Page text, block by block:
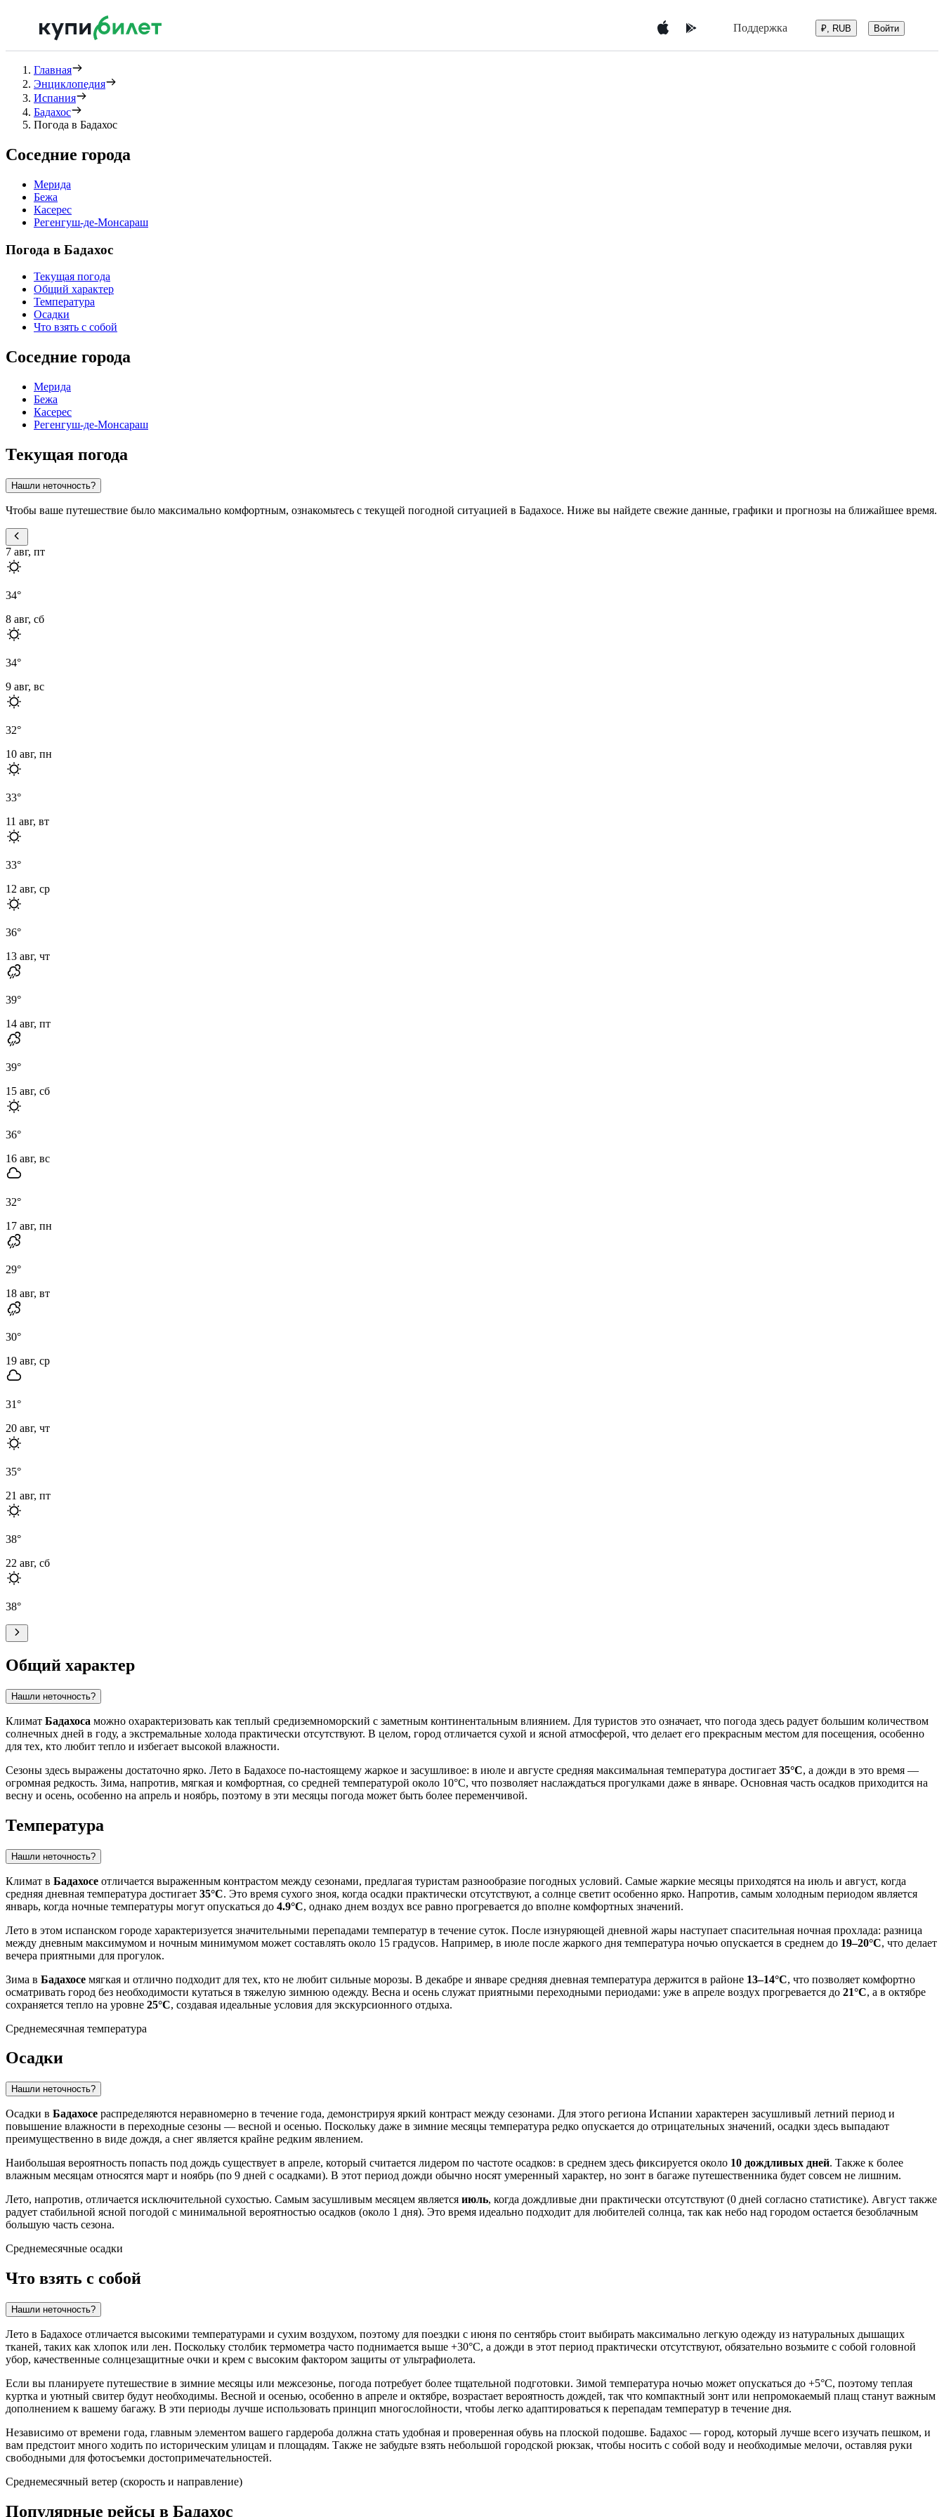
Поддержка ₽, RUB Войти
Главная
Энциклопедия
Испания
Бадахос
Погода в Бадахос
Соседние города
Мерида
Бежа
Касерес
Регенгуш-де-Монсараш
Погода в Бадахос
Текущая погода
Общий характер
Температура
Осадки
Что взять с собой
Соседние города
Мерида
Бежа
Касерес
Регенгуш-де-Монсараш
Текущая погода
Нашли неточность?
Чтобы ваше путешествие было максимально комфортным, ознакомьтесь с текущей погодной ситуацией в Бадахосе. Ниже вы найдете свежие данные, графики и прогнозы на ближайшее время.
7 авг, пт
34°
8 авг, сб
34°
9 авг, вс
32°
10 авг, пн
33°
11 авг, вт
33°
12 авг, ср
36°
13 авг, чт
39°
14 авг, пт
39°
15 авг, сб
36°
16 авг, вс
32°
17 авг, пн
29°
18 авг, вт
30°
19 авг, ср
31°
20 авг, чт
35°
21 авг, пт
38°
22 авг, сб
38°
Общий характер
Нашли неточность?
Климат Бадахоса можно охарактеризовать как теплый средиземноморский с заметным континентальным влиянием. Для туристов это означает, что погода здесь радует большим количеством
солнечных дней в году, а экстремальные холода практически отсутствуют. В целом, город отличается сухой и ясной атмосферой, что делает его прекрасным местом для посещения, особенно
для тех, кто любит тепло и избегает высокой влажности.
Сезоны здесь выражены достаточно ярко. Лето в Бадахосе по-настоящему жаркое и засушливое: в июле и августе средняя максимальная температура достигает 35°C, а дожди в это время —
огромная редкость. Зима, напротив, мягкая и комфортная, со средней температурой около 10°C, что позволяет наслаждаться прогулками даже в январе. Основная часть осадков приходится на
весну и осень, особенно на апрель и ноябрь, поэтому в эти месяцы погода может быть более переменчивой.
Температура
Нашли неточность?
Климат в Бадахосе отличается выраженным контрастом между сезонами, предлагая туристам разнообразие погодных условий. Самые жаркие месяцы приходятся на июль и август, когда
средняя дневная температура достигает 35°C. Это время сухого зноя, когда осадки практически отсутствуют, а солнце светит особенно ярко. Напротив, самым холодным периодом является
январь, когда ночные температуры могут опускаться до 4.9°C, однако днем воздух все равно прогревается до вполне комфортных значений.
Лето в этом испанском городе характеризуется значительными перепадами температур в течение суток. После изнуряющей дневной жары наступает спасительная ночная прохлада: разница
между дневным максимумом и ночным минимумом может составлять около 15 градусов. Например, в июле после жаркого дня температура ночью опускается в среднем до 19–20°C, что делает
вечера приятными для прогулок.
Зима в Бадахосе мягкая и отлично подходит для тех, кто не любит сильные морозы. В декабре и январе средняя дневная температура держится в районе 13–14°C, что позволяет комфортно
осматривать город без необходимости кутаться в тяжелую зимнюю одежду. Весна и осень служат приятными переходными периодами: уже в апреле воздух прогревается до 21°C, а в октябре
сохраняется тепло на уровне 25°C, создавая идеальные условия для экскурсионного отдыха.
Среднемесячная температура
Осадки
Нашли неточность?
Осадки в Бадахосе распределяются неравномерно в течение года, демонстрируя яркий контраст между сезонами. Для этого региона Испании характерен засушливый летний период и
повышение влажности в переходные сезоны — весной и осенью. Поскольку даже в зимние месяцы температура редко опускается до отрицательных значений, осадки здесь выпадают
преимущественно в виде дождя, а снег является крайне редким явлением.
Наибольшая вероятность попасть под дождь существует в апреле, который считается лидером по частоте осадков: в среднем здесь фиксируется около 10 дождливых дней. Также к более
влажным месяцам относятся март и ноябрь (по 9 дней с осадками). В этот период дожди обычно носят умеренный характер, но зонт в багаже путешественника будет совсем не лишним.
Лето, напротив, отличается исключительной сухостью. Самым засушливым месяцем является июль, когда дождливые дни практически отсутствуют (0 дней согласно статистике). Август также
радует стабильной ясной погодой с минимальной вероятностью осадков (около 1 дня). Это время идеально подходит для любителей солнца, так как небо над городом остается безоблачным
большую часть сезона.
Среднемесячные осадки
Что взять с собой
Нашли неточность?
Лето в Бадахосе отличается высокими температурами и сухим воздухом, поэтому для поездки с июня по сентябрь стоит выбирать максимально легкую одежду из натуральных дышащих
тканей, таких как хлопок или лен. Поскольку столбик термометра часто поднимается выше +30°C, а дожди в этот период практически отсутствуют, обязательно возьмите с собой головной
убор, качественные солнцезащитные очки и крем с высоким фактором защиты от ультрафиолета.
Если вы планируете путешествие в зимние месяцы или межсезонье, погода потребует более тщательной подготовки. Зимой температура ночью может опускаться до +5°C, поэтому теплая
куртка и уютный свитер будут необходимы. Весной и осенью, особенно в апреле и октябре, возрастает вероятность дождей, так что компактный зонт или непромокаемый плащ станут важным
дополнением к вашему багажу. В эти периоды лучше использовать принцип многослойности, чтобы легко адаптироваться к перепадам температур в течение дня.
Независимо от времени года, главным элементом вашего гардероба должна стать удобная и проверенная обувь на плоской подошве. Бадахос — город, который лучше всего изучать пешком, и
вам предстоит много ходить по историческим улицам и площадям. Также не забудьте взять небольшой городской рюкзак, чтобы носить с собой воду и необходимые мелочи, оставляя руки
свободными для фотосъемки достопримечательностей.
Среднемесячный ветер (скорость и направление)
Популярные рейсы в Бадахос